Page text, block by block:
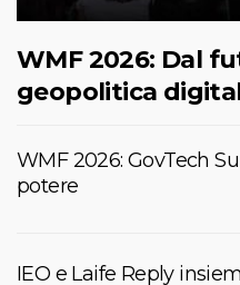
WMF 2026: Dal
geopolitica
WMF 2026: GovTech
potere
IEO e Laife Reply